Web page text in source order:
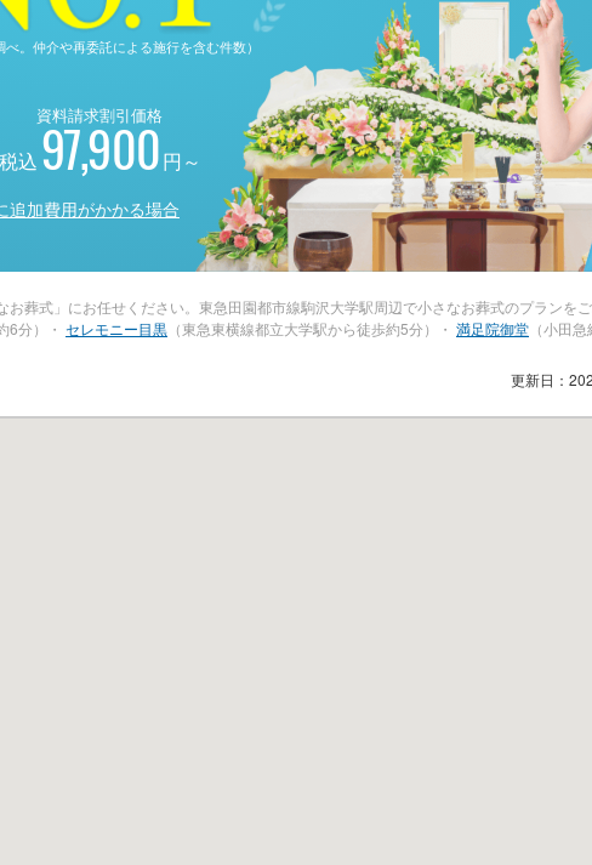
。仲介や再委託による施行を含む件数）
資料請求割引価格
税込97,900円～
追加費用がかかる場合
葬式」にお任せください。東急田園都市線駒沢大学駅周辺で小さなお葬式のプランを
6分）・ セレモニー目黒 （東急東横線都立大学駅から徒歩約5分）・ 満足院御堂 （小田
更新日：